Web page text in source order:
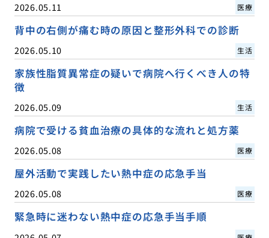
2026.05.11 医療
背中の右側が痛む時の原因と整形外科での診断
2026.05.10 生活
家族性脂質異常症の疑いで病院へ行くべき人の特
徴
2026.05.09 生活
病院で受ける貧血治療の具体的な流れと処方薬
2026.05.08 医療
屋外活動で実践したい熱中症の応急手当
2026.05.08 医療
緊急時に迷わない熱中症の応急手当手順